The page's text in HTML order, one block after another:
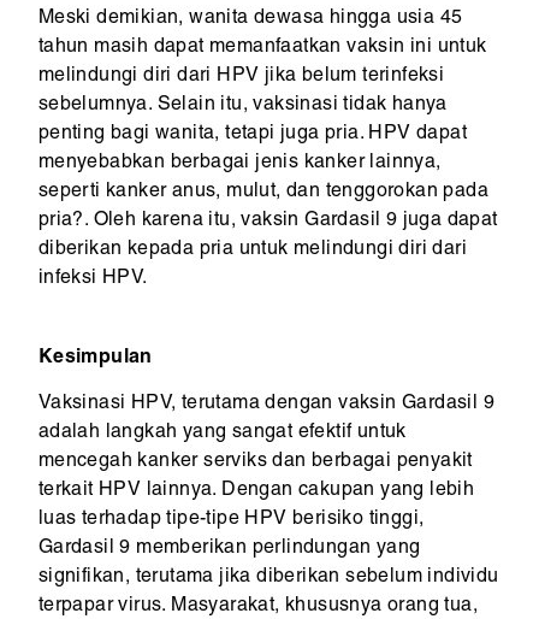
Meski demikian, wanita dewasa hingga usia 45
tahun masih dapat memanfaatkan vaksin ini untuk
melindungi diri dari HPV jika belum terinfeksi
sebelumnya. Selain itu, vaksinasi tidak hanya
penting bagi wanita, tetapi juga pria. HPV dapat
menyebabkan berbagai jenis kanker lainnya,
seperti kanker anus, mulut, dan tenggorokan pada
pria?. Oleh karena itu, vaksin Gardasil 9 juga dapat
diberikan kepada pria untuk melindungi diri dari
infeksi HPV.
Kesimpulan
Vaksinasi HPV, terutama dengan vaksin Gardasil 9
adalah langkah yang sangat efektif untuk
mencegah kanker serviks dan berbagai penyakit
terkait HPV lainnya. Dengan cakupan yang lebih
luas terhadap tipe-tipe HPV berisiko tinggi,
Gardasil 9 memberikan perlindungan yang
signifikan, terutama jika diberikan sebelum individu
terpapar virus. Masyarakat, khususnya orang tua,